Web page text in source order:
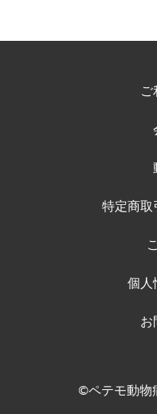
ご
特定商取
個人
お
©ペテモ動物